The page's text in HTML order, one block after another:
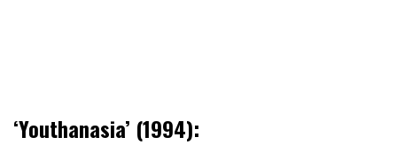
‘Youthanasia’ (1994):